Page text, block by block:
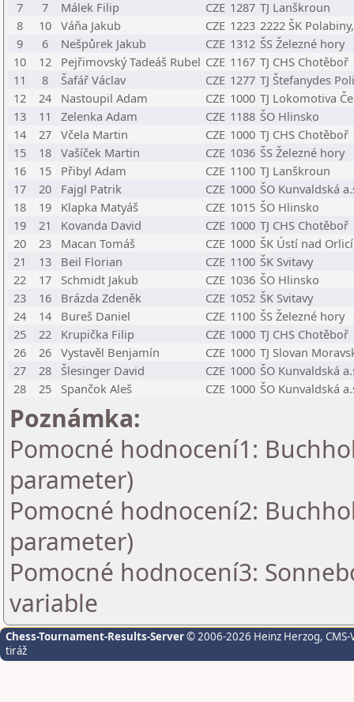
7
7 Málek Filip CZE 1287 TJ Lanškroun
8
10 Váňa Jakub CZE 1223 2222 ŠK
9
6 Nešpůrek Jakub CZE 1312 ŠS Železné hory
10
12 Pejřimovský Tadeáš Rubel CZE 1167 TJ CHS Chotěboř
11
8 Šafář Václav CZE 1277 TJ Štefanydes
12
24 Nastoupil Adam CZE 1000 TJ Lokomotiva
13
11 Zelenka Adam CZE 1188 ŠO Hlinsko
14
27 Včela Martin CZE 1000 TJ CHS Chotěboř
15
18 Vašíček Martin CZE 1036 ŠS Železné hory
16
15 Přibyl Adam CZE 1100 TJ Lanškroun
17
20 Fajgl Patrik CZE 1000 ŠO Kunvaldská
18
19 Klapka Matyáš CZE 1015 ŠO Hlinsko
19
21 Kovanda David CZE 1000 TJ CHS Chotěboř
20
23 Macan Tomáš CZE 1000 ŠK Ústí nad
21
13 Beil Florian CZE 1100 ŠK Svitavy
22
17 Schmidt Jakub CZE 1036 ŠO Hlinsko
23
16 Brázda Zdeněk CZE 1052 ŠK Svitavy
24
14 Bureš Daniel CZE 1100 ŠS Železné hory
25
22 Krupička Filip CZE 1000 TJ CHS Chotěboř
26
26 Vystavěl Benjamín CZE 1000 TJ Slovan
27
28 Šlesinger David CZE 1000 ŠO Kunvaldská
28
25 Spančok Aleš CZE 1000 ŠO Kunvaldská
Poznámka:
Pomocné hodnocení1:
parameter)
Pomocné hodnocení2:
parameter)
Pomocné hodnocení3:
variable
Chess-Tournament-Results-Server© 2006-2026 Heinz Herzog,
tiráž